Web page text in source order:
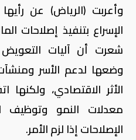
وأعربت (الرياض) عن
الإسراع بتنفيذ إصلاحات
شعرت أن آليات
وضعها لدعم الأسر
الأثر الاقتصادي،
معدلات النمو وتوظيف
الإصلاحات إذا لزم الأمر.